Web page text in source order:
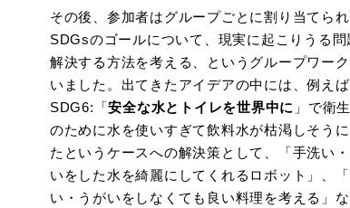
その後、参加者はグループごとに割り当てら
SDGsのゴールについて、現実に起こりうる問
解決する方法を考える、というグループワー
いました。出てきたアイデアの中には、例えば
SDG6:「安全な水とトイレを世界中に 」で衛
のために水を使いすぎて飲料水が枯渇しそうに
たというケースへの解決策として、「手洗い
いをした水を綺麗にしてくれるロボット」、
い・うがいをしなくても良い料理を考える」な